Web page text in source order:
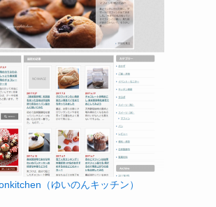
（ゆいのんキッチン）